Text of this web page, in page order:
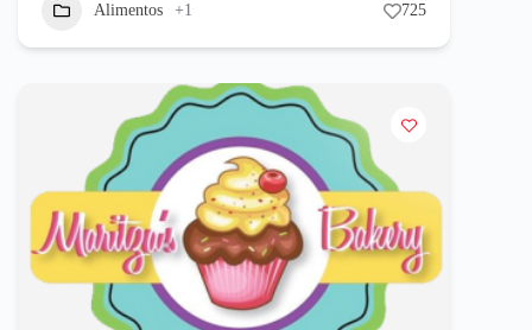
Alimentos +1 725